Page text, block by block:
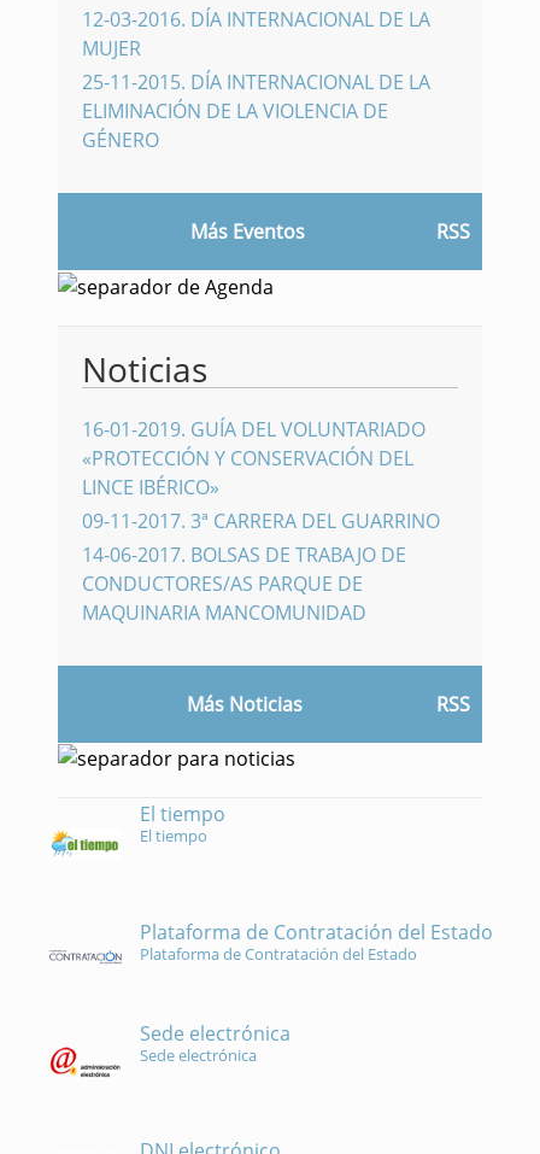
12-03-2016. DÍA INTERNACIONAL DE LA
MUJER
25-11-2015. DÍA INTERNACIONAL DE LA
ELIMINACIÓN DE LA VIOLENCIA DE
GÉNERO
Más Eventos RSS
Noticias
16-01-2019. GUÍA DEL VOLUNTARIADO
«PROTECCIÓN Y CONSERVACIÓN DEL
LINCE IBÉRICO»
09-11-2017. 3ª CARRERA DEL GUARRINO
14-06-2017. BOLSAS DE TRABAJO DE
CONDUCTORES/AS PARQUE DE
MAQUINARIA MANCOMUNIDAD
Más Noticias RSS
El tiempo
El tiempo
Plataforma de Contratación del Estado
Plataforma de Contratación del Estado
Sede electrónica
Sede electrónica